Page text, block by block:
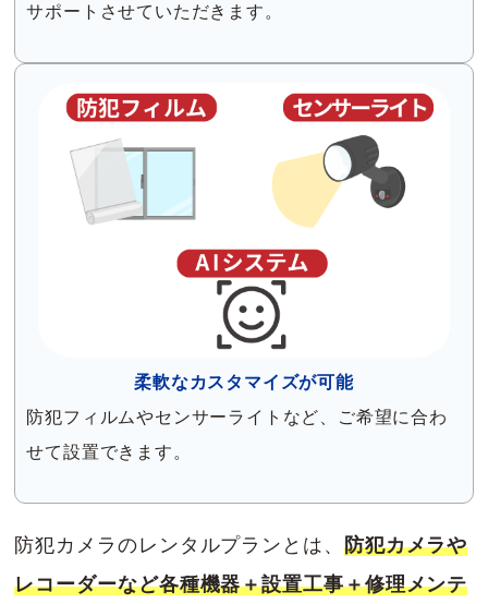
サポートさせていただきます。
柔軟なカスタマイズが可能
防犯フィルムやセンサーライトなど、ご希望に合わ
せて設置できます。
防犯カメラのレンタルプランとは、 防犯カメラや
レコーダーなど各種機器＋設置工事＋修理メンテ